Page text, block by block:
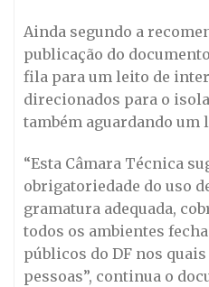
Ainda segundo a
publicação do
fila para um leito de
direcionados para o
também aguardando um
“Esta Câmara Técnica
obrigatoriedade do uso
gramatura adequada,
todos os ambientes
públicos do DF nos
pessoas”, continua o